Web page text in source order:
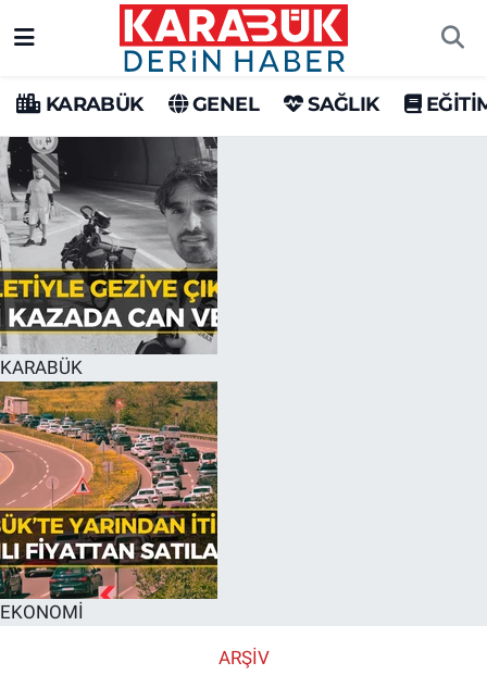
KARABÜK GENEL SAĞLIK
KARABÜK
EKONOMİ
ARŞİV
Karabük Hava Durumu
Karabük Trafik Yoğunluk Haritası
Süper Lig Puan Durumu ve Fikstür
Tüm Manşetler
Son Dakika Haberleri
Haber Arşivi